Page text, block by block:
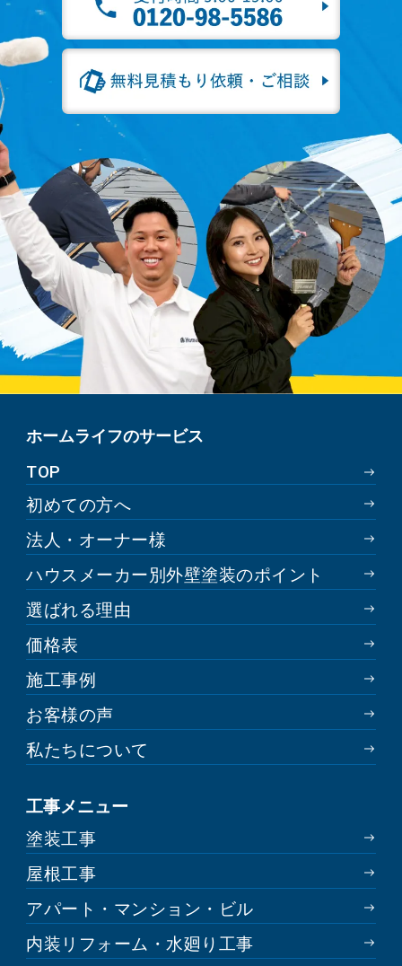
ホームライフのサービス
TOP
初めての方へ
法人・オーナー様
ハウスメーカー別外壁塗装のポイント
選ばれる理由
価格表
施工事例
お客様の声
私たちについて
工事メニュー
塗装工事
屋根工事
アパート・マンション・ビル
内装リフォーム・水廻り工事